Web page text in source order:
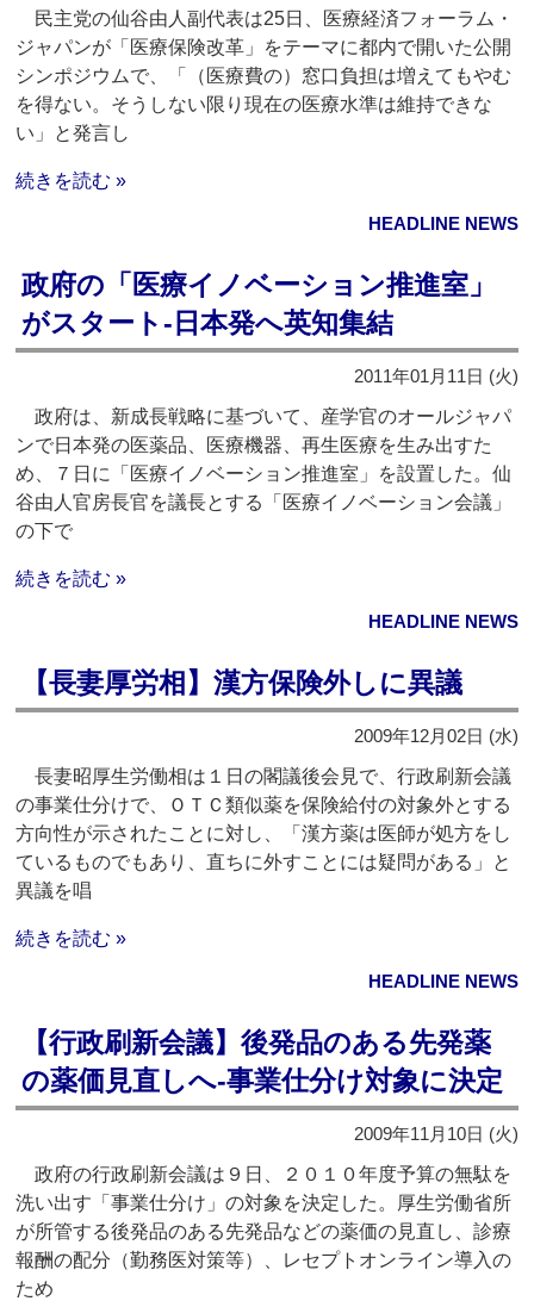
民主党の仙谷由人副代表は25日、医療経済フォーラム・
ジャパンが「医療保険改革」をテーマに都内で開いた公開
シンポジウムで、「（医療費の）窓口負担は増えてもやむ
を得ない。そうしない限り現在の医療水準は維持できな
い」と発言し
続きを読む »
HEADLINE NEWS
政府の「医療イノベーション推進室」
がスタート‐日本発へ英知集結
2011年01月11日 (火)
政府は、新成長戦略に基づいて、産学官のオールジャパ
ンで日本発の医薬品、医療機器、再生医療を生み出すた
め、７日に「医療イノベーション推進室」を設置した。仙
谷由人官房長官を議長とする「医療イノベーション会議」
の下で
続きを読む »
HEADLINE NEWS
【長妻厚労相】漢方保険外しに異議
2009年12月02日 (水)
長妻昭厚生労働相は１日の閣議後会見で、行政刷新会議
の事業仕分けで、ＯＴＣ類似薬を保険給付の対象外とする
方向性が示されたことに対し、「漢方薬は医師が処方をし
ているものでもあり、直ちに外すことには疑問がある」と
異議を唱
続きを読む »
HEADLINE NEWS
【行政刷新会議】後発品のある先発薬
の薬価見直しへ‐事業仕分け対象に決定
2009年11月10日 (火)
政府の行政刷新会議は９日、２０１０年度予算の無駄を
洗い出す「事業仕分け」の対象を決定した。厚生労働省所
が所管する後発品のある先発品などの薬価の見直し、診療
報酬の配分（勤務医対策等）、レセプトオンライン導入の
ため